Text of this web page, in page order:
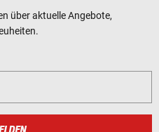
über aktuelle Angebote,